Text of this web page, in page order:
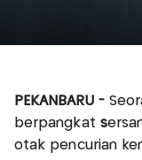
PEKANBARU -
berpangkat s
otak pencurian